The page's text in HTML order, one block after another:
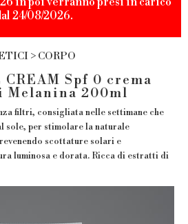
24/08/2026.
> CORPO
CREAM Spf 0 crema
200ml
filtri, consigliata nelle settimane che
sole, per stimolare la naturale
scottature solari e
luminosa e dorata. Ricca di estratti di